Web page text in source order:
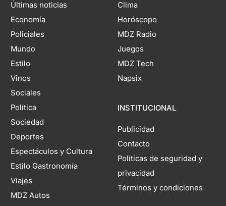
Últimas noticias
Economía
Policiales
Mundo
Estilo
Vinos
Sociales
Política
Sociedad
Deportes
Espectáculos y Cultura
Estilo Gastronomía
Viajes
MDZ Autos
Clima
Horóscopo
MDZ Radio
Juegos
MDZ Tech
Napsix
INSTITUCIONAL
Publicidad
Contacto
Políticas de seguridad y
privacidad
Términos y condiciones